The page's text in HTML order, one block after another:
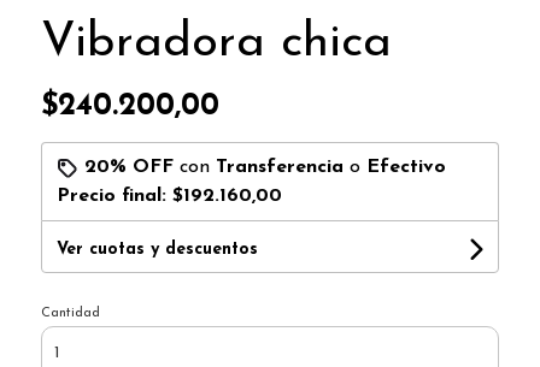
Vibradora chica
$240.200,00
20% OFFcon Transferencia o Efectivo
Precio final: $192.160,00
Ver cuotas y descuentos
Cantidad